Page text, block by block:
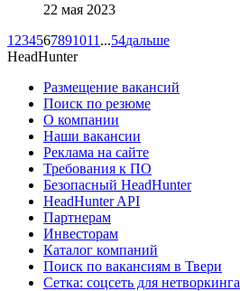
22 мая 2023
1 234567891011 ...54дальше
HeadHunter
Размещение вакансий
Поиск по резюме
О компании
Наши вакансии
Реклама на сайте
Требования к ПО
Безопасный HeadHunter
HeadHunter API
Партнерам
Инвесторам
Каталог компаний
Поиск по вакансиям в Твери
Сетка: соцсеть для нетворкинга